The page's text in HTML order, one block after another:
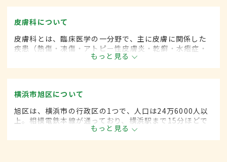
皮膚科について
皮膚科とは、臨床医学の一分野で、主に皮膚に関係した
疾患（熱傷・凍傷・アトピー性皮膚炎・乾癬・水疱症・
膠原病・帯状疱疹・肝斑など）に対して、内科的な治療
に加えて、手術的な方法による治療をします。
もっと見る
横浜市旭区について
旭区は、横浜市の行政区の1つで、人口は24万6000人以
上。相模電鉄本線が通っており、横浜駅まで15分ほどで
アクセスが可能。閑静な住宅街のほか、花見を楽しめる
公園や動物園などがあり、区外からも多くの人が訪れ
もっと見る